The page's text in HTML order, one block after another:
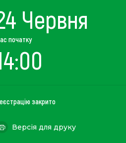
Червня
початку
закрито
Версія для друку